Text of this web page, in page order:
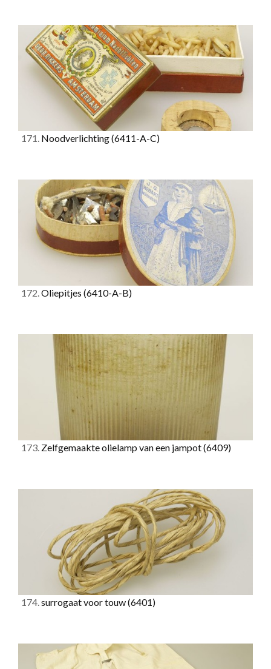
171. Noodverlichting(6411-A-C)
172.Oliepitjes (6410-A-B)
173. Zelfgemaakte olielamp van een jampot(6409)
174.surrogaat voor touw(6401)